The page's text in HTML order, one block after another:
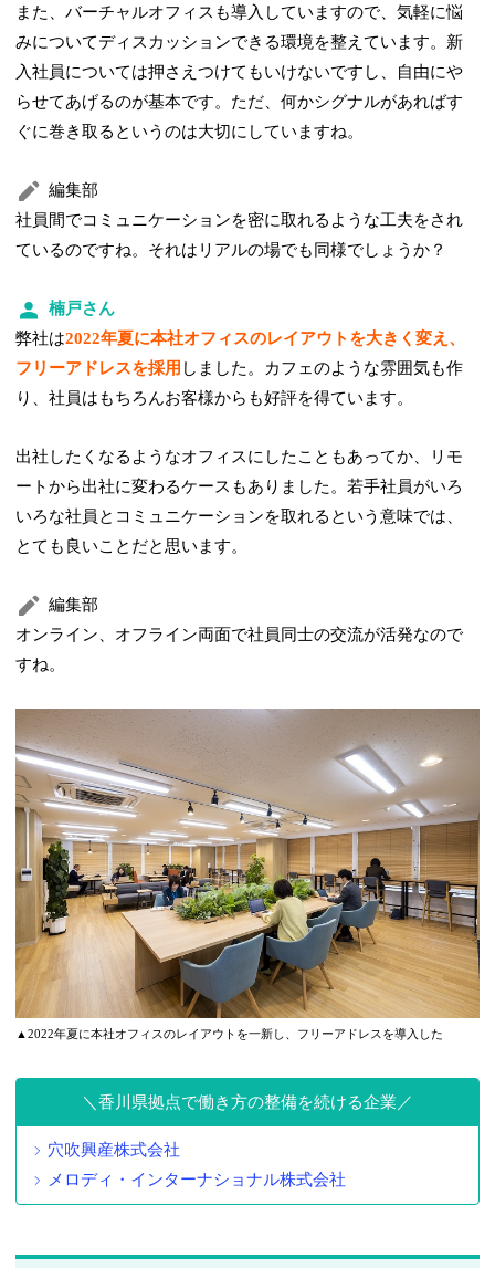
また、バーチャルオフィスも導入していますので、気軽に悩
みについてディスカッションできる環境を整えています。新
入社員については押さえつけてもいけないですし、自由にや
らせてあげるのが基本です。ただ、何かシグナルがあればす
ぐに巻き取るというのは大切にしていますね。
編集部
社員間でコミュニケーションを密に取れるような工夫をされ
ているのですね。それはリアルの場でも同様でしょうか？
楠戸さん
弊社は2022年夏に本社オフィスのレイアウトを大きく変え、
フリーアドレスを採用 しました。カフェのような雰囲気も作
り、社員はもちろんお客様からも好評を得ています。
出社したくなるようなオフィスにしたこともあってか、リモ
ートから出社に変わるケースもありました。若手社員がいろ
いろな社員とコミュニケーションを取れるという意味では、
とても良いことだと思います。
編集部
オンライン、オフライン両面で社員同士の交流が活発なので
すね。
▲2022年夏に本社オフィスのレイアウトを一新し、フリーアドレスを導入した
香川県拠点で働き方の整備を続ける企業
穴吹興産株式会社
メロディ・インターナショナル株式会社